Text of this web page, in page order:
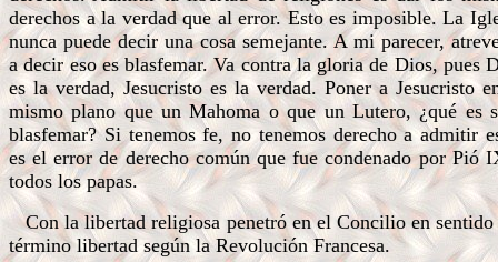
derechos a la verdad que al error. Esto es imposible. La
nunca puede decir una cosa semejante. A mi parecer,
a decir eso es blasfemar. Va contra la gloria de Dios, pues
es la verdad, Jesucristo es la verdad. Poner a Jesucristo
mismo plano que un Mahoma o que un Lutero, ¿qué es
blasfemar? Si tenemos fe, no tenemos derecho a admitir
es el error de derecho común que fue condenado por Pió
todos los papas.
Con la libertad religiosa penetró en el Concilio en sentido
término libertad según la Revolución Francesa.